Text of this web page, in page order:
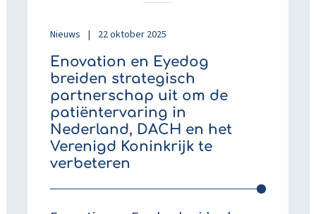
Nieuws | 22 oktober 2025
Enovation en Eyedog
breiden strategisch
partnerschap uit om de
patiëntervaring in
Nederland, DACH en het
Verenigd Koninkrijk te
verbeteren
patiëntervaring
Nederland,
DACH
Verenigd
Koninkrijk